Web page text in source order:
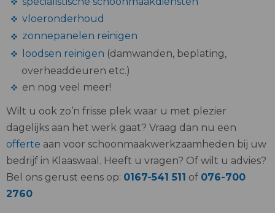
vloeronderhoud
zonnepanelen reinigen
loodsen reinigen (damwanden, beplating,
overheaddeuren etc.)
en nog veel meer!
Wilt u ook zo’n frisse plek waar u met plezier
dagelijks aan het werk gaat? Vraag dan nu een
offerte aan voor schoonmaakwerkzaamheden bij uw
bedrijf in Klaaswaal. Heeft u vragen? Of wilt u advies?
Bel ons gerust eens op: 0167-541 511 of 076-700
2760